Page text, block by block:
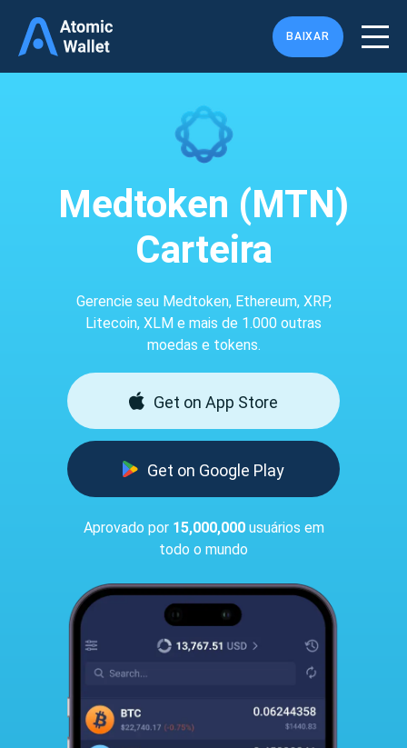
BAIXAR
Medtoken (MTN)
Carteira
Gerencie seu Medtoken, Ethereum, XRP,
Litecoin, XLM e mais de 1.000 outras
moedas e tokens.
Get on App Store
Get on Google Play
Aprovado por 15,000,000usuários em
todo o mundo